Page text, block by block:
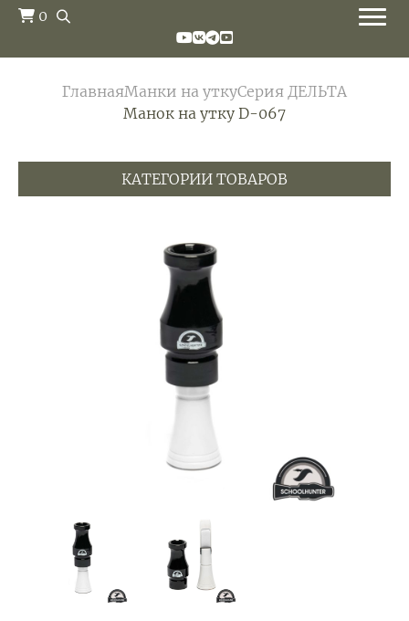
0
ГлавнаяМанки на уткуСерия ДЕЛЬТА
Манок на утку D-067
КАТЕГОРИИ ТОВАРОВ